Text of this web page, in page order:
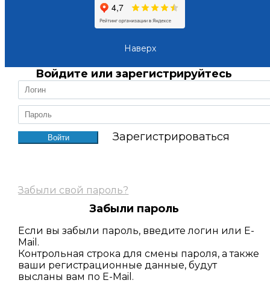
Наверх
Войдите или зарегистрируйтесь
Зарегистрироваться
Забыли свой пароль?
Забыли пароль
Если вы забыли пароль, введите логин или E-
Mail.
Контрольная строка для смены пароля, а также
ваши регистрационные данные, будут
высланы вам по E-Mail.